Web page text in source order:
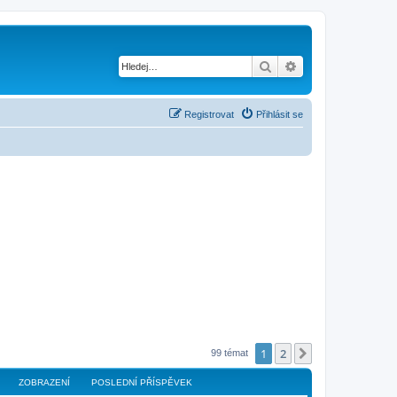
Hledat
Přihlásit se
Registrovat
99 témat 1 2
ZOBRAZENÍ POSLEDNÍ PŘÍSPĚVEK